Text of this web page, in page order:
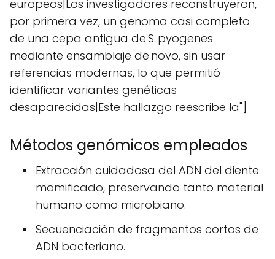
europeos|Los investigadores reconstruyeron,
por primera vez, un genoma casi completo
de una cepa antigua de S. pyogenes
mediante ensamblaje de novo, sin usar
referencias modernas, lo que permitió
identificar variantes genéticas
desaparecidas|Este hallazgo reescribe la"]
Métodos genómicos empleados
Extracción cuidadosa del ADN del diente
momificado, preservando tanto material
humano como microbiano.
Secuenciación de fragmentos cortos de
ADN bacteriano.